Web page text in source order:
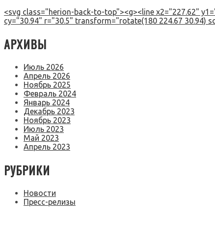
<svg class="herion-back-to-top"><g><line x2="227.62"
cy="30.94" r="30.5" transform="rotate(180 224.67 30.94)
АРХИВЫ
Июль 2026
Апрель 2026
Ноябрь 2025
Февраль 2024
Январь 2024
Декабрь 2023
Ноябрь 2023
Июль 2023
Май 2023
Апрель 2023
РУБРИКИ
Новости
Пресс-релизы